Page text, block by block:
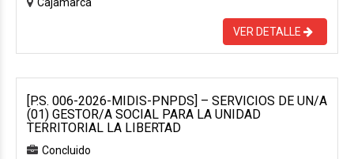
VER DETALLE
[P.S. 006-2026-MIDIS-PNPDS] – SERVICIOS DE UN/A
(01) GESTOR/A SOCIAL PARA LA UNIDAD
TERRITORIAL LA LIBERTAD
Concluido